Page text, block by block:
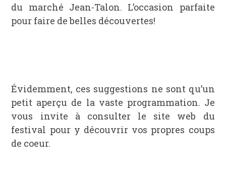
du marché Jean-Talon. L’occasion parfaite
pour faire de belles découvertes!
Évidemment, ces suggestions ne sont qu’un
petit aperçu de la vaste programmation. Je
vous invite à consulter le site web du
festival pour y découvrir vos propres coups
de coeur.